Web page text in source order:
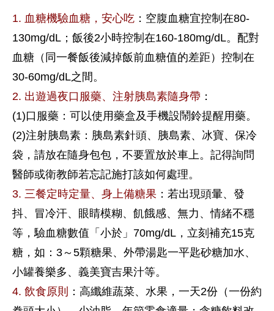
1. 血糖機驗血糖，安心吃 ：空腹血糖宜控制在80-
130mg/dL；飯後2小時控制在160-180mg/dL。配對
血糖（同一餐飯後減掉飯前血糖值的差距）控制在
30-60mg/dL之間。
2. 出遊過夜口服藥、注射胰島素隨身帶 ：
(1)口服藥：可以使用藥盒及手機設鬧鈴提醒用藥。
(2)注射胰島素：胰島素針頭、胰島素、冰寶、保冷
袋，請放在隨身包包，不要置放於車上。記得詢問
醫師或衛教師若忘記施打該如何處理。
3. 三餐定時定量、身上備糖果 ：若出現頭暈、發
抖、冒冷汗、眼睛模糊、飢餓感、無力、情緒不穩
等，驗血糖數值「小於」70mg/dL，立刻補充15克
糖，如：3～5顆糖果、外帶湯匙一平匙砂糖加水、
小罐養樂多、義美寶吉果汁等。
4. 飲食原則
：高纖維蔬菜、水果，一天2份（一份約